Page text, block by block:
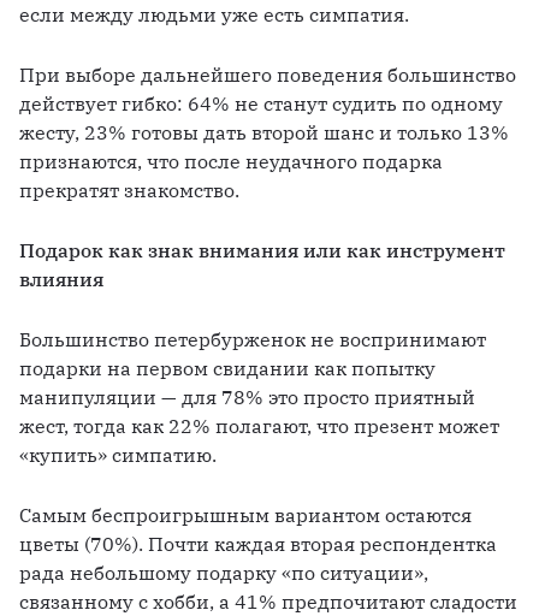
если между людьми уже есть симпатия.
При выборе дальнейшего поведения большинство
действует гибко: 64% не станут судить по одному
жесту, 23% готовы дать второй шанс и только 13%
признаются, что после неудачного подарка
прекратят знакомство.
Подарок как знак внимания или как инструмент
влияния
Большинство петербурженок не воспринимают
подарки на первом свидании как попытку
манипуляции — для 78% это просто приятный
жест, тогда как 22% полагают, что презент может
«купить» симпатию.
Самым беспроигрышным вариантом остаются
цветы (70%). Почти каждая вторая респондентка
рада небольшому подарку «по ситуации»,
связанному с хобби, а 41% предпочитают сладости